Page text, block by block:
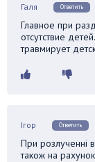
Галя Ответить
Главное при
отсутствие
травмирует
Ігор Ответить
При розлученні
також на